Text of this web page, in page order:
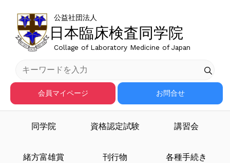
日本臨床検査同学院
公益社団法人
Collage of Laboratory Medicine of Japan
会員マイページ お問合せ
同学院 資格認定試験 講習会
緒方富雄賞 刊行物 各種手続き